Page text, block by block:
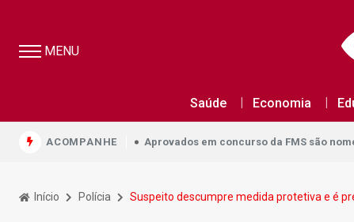
MENU
Saúde Economia
ACOMPANHE
Aprovados em concurso da FMS são
Aprovados em concurso da FMS são
Início Polícia Suspeito descumpre medida protetiva e é